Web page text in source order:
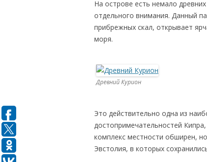
На острове есть немало
отдельного внимания. Данный
прибрежных скал, открывает
моря.
Древний Курион
Это действительно одна из
достопримечательностей
комплекс местности обширен,
Эвстолия, в которых